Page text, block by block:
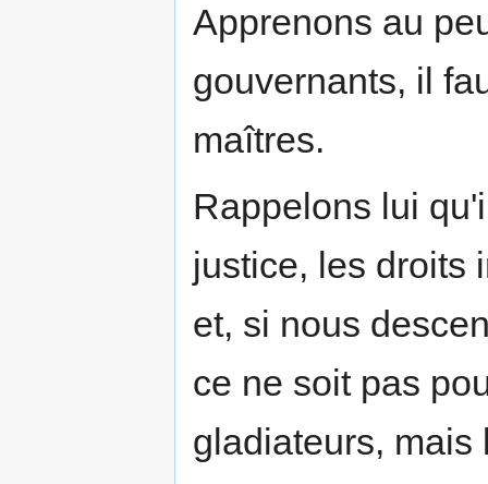
Apprenons au
gouvernants, il
maîtres.
Rappelons lui
justice, les droits
et, si nous
ce ne soit pas
gladiateurs, mais